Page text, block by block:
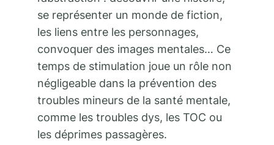
se représenter un monde de fiction,
les liens entre les personnages,
convoquer des images mentales… Ce
temps de stimulation joue un rôle non
négligeable dans la prévention des
troubles mineurs de la santé mentale,
comme les troubles dys, les TOC ou
les déprimes passagères.